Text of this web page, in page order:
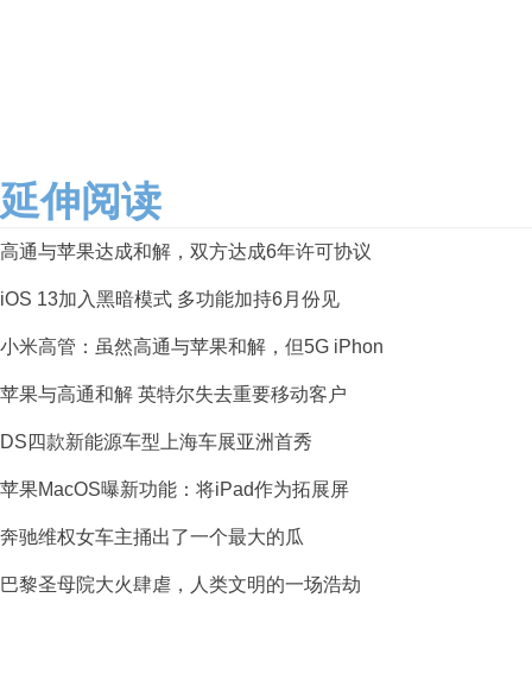
延伸阅读
高通与苹果达成和解，双方达成6年许可协议
iOS 13加入黑暗模式 多功能加持6月份见
小米高管：虽然高通与苹果和解，但5G iPhon
苹果与高通和解 英特尔失去重要移动客户
DS四款新能源车型上海车展亚洲首秀
苹果MacOS曝新功能：将iPad作为拓展屏
奔驰维权女车主捅出了一个最大的瓜
巴黎圣母院大火肆虐，人类文明的一场浩劫